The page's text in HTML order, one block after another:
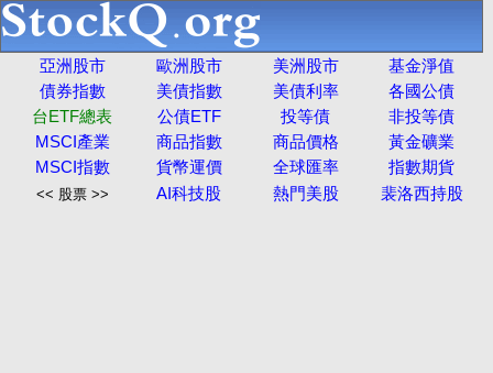
亞洲股市 歐洲股市 美洲股市
基金淨值
債券指數
美債指數 美債利率
各國公債
台ETF總表
公債ETF 投等債
非投等債
MSCI產業
商品指數 商品價格
黃金礦業
MSCI指數
貨幣運價 全球匯率 指數期貨
<< 股票 >> AI科技股 熱門美股 裴洛西持股